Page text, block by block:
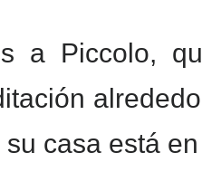
a Piccolo,
casa está